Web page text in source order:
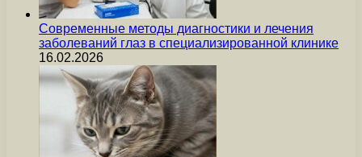
Современные методы диагностики и лечения
заболеваний глаз в специализированной клинике
16.02.2026